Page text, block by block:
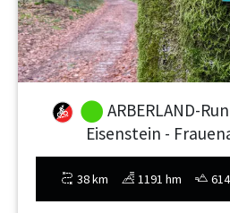
ARBERLAND-
Eisenstein -
38 km 1191 hm